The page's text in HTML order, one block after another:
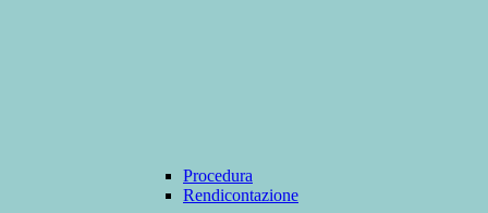
Procedura
Rendicontazione